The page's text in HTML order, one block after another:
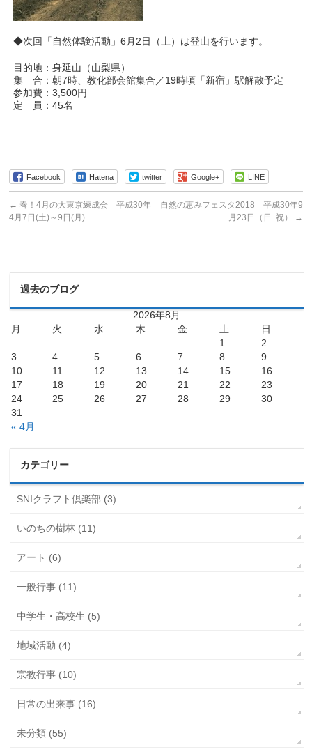
◆次回「自然体験活動」6月2日（土）は登山を行います。
目的地：身延山（山梨県）
集 合：朝7時、教化部会館集合／19時頃「新宿」駅解散予定
参加費：3,500円
定 員：45名
Facebook Hatena twitter Google+ LINE
← 春！4月の大東京練成会 平成30年
4月7日(土)～9日(月)
自然の恵みフェスタ2018 平成30年9
月23日（日･祝）
→
過去のブログ
2026年8月
月
火 水 木 金 土 日
« 4月
1
2
3
4 5 6 7 8
9
10
11 12 13 14 15
16
17
18 19 20 21 22
23
24
25 26 27 28 29
30
31
カテゴリー
SNIクラフト倶楽部 (3)
いのちの樹林 (11)
アート (6)
一般行事 (11)
中学生・高校生 (5)
地域活動 (4)
宗教行事 (10)
日常の出来事 (16)
未分類 (55)